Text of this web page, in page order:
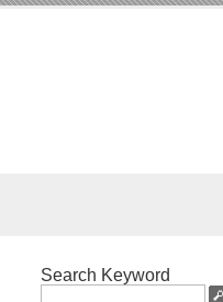
Search Keyword